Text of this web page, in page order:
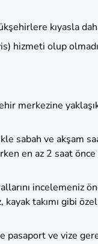
kıyasla
hizmeti olup
merkezine
sabah ve akşam
en az 2 saat önce
incelemeniz
takımı gibi
pasaport ve vize